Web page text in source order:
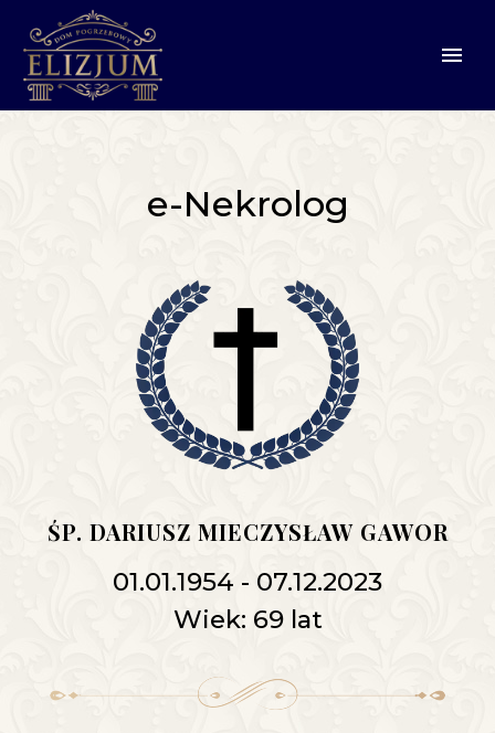
e-Nekrolog
ŚP. DARIUSZ MIECZYSŁAW GAWOR
01.01.1954 - 07.12.2023
Wiek: 69 lat